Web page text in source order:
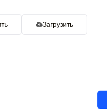
Загрузить